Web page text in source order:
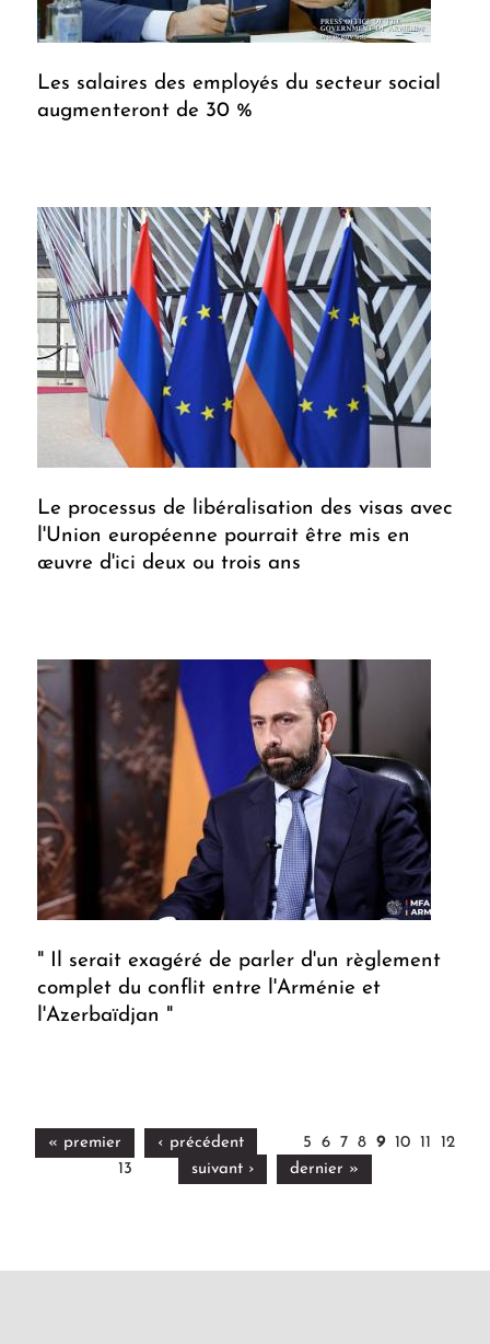
Les salaires des employés du secteur social
augmenteront de 30 %
Le processus de libéralisation des visas avec
l'Union européenne pourrait être mis en
œuvre d'ici deux ou trois ans
" Il serait exagéré de parler d'un règlement
complet du conflit entre l'Arménie et
l'Azerbaïdjan "
« premier ‹ précédent 5 6 7 8 9 10 11
12
13
suivant › dernier »